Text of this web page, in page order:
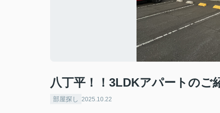
八丁平！！3LDKアパートのご
部屋探し 2025.10.22